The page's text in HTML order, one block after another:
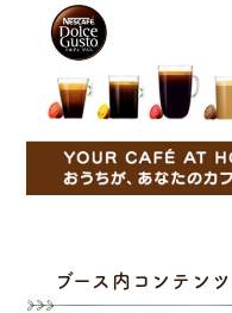
ブース内コンテンツ